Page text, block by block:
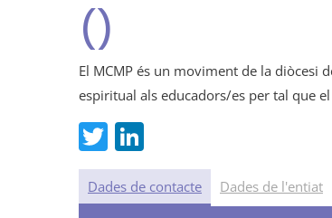
()
El MCMP és un moviment de la diòcesi
espiritual als educadors/es per tal que
T
w
itt
n
k
Dades de contacte Dades de l'entiat